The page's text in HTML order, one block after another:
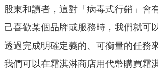
股東和讀者，這對「病毒式行銷」會
己喜歡某個品牌或服務時，我們就可
透過完成明確定義的、可衡量的任務
我們可以在霜淇淋商店用代幣購買霜